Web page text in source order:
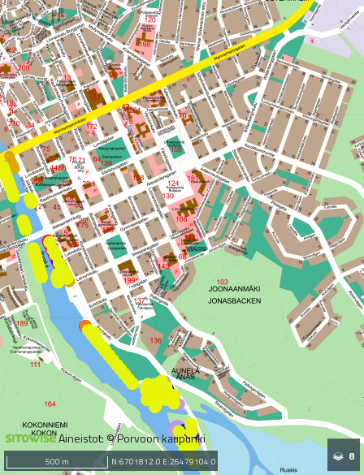
Aineistot: © Porvoon kaupunki
500 m N:6701812.0 E:26479104.0 8